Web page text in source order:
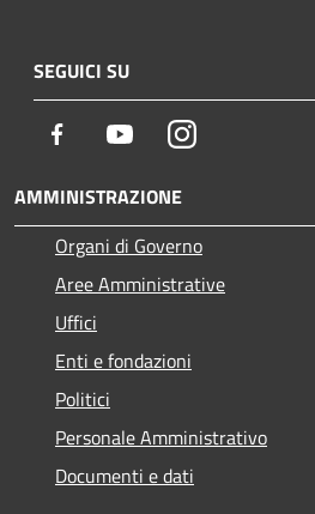
SEGUICI SU
Facebook YoutubeInstagram
AMMINISTRAZIONE
Organi di Governo
Aree Amministrative
Uffici
Enti e fondazioni
Politici
Personale Amministrativo
Documenti e dati